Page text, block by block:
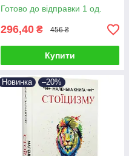
Готово до відправки 1 од.
296,40 ₴ 456 ₴
Купити
Новинка –20%